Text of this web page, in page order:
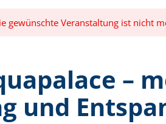
gewünschte Veranstaltung ist nicht
–
und